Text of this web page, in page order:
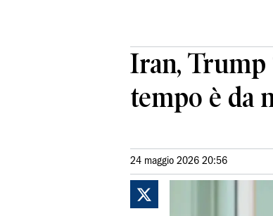
Iran, Trump
tempo è da
24 maggio 2026 20:56